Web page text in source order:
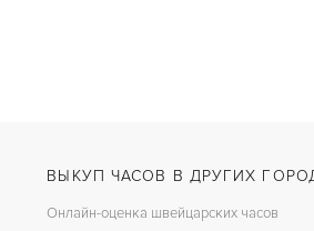
ВЫКУП ЧАСОВ В ДРУГИХ
Онлайн-оценка швейцарских часов